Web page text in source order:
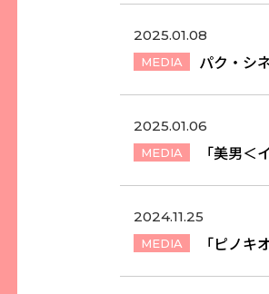
2025.01.08
MEDIA パク・シ
2025.01.06
MEDIA 「美男＜
2024.11.25
MEDIA 「ピノキ